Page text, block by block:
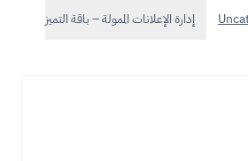
إدارة الإعلانات الممولة – باقة التميز